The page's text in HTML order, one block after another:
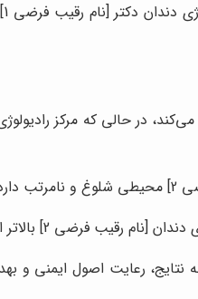
در حالی که مرکز
رقیب فرضی 2] بالاتر است.
رعایت اصول ایمنی و